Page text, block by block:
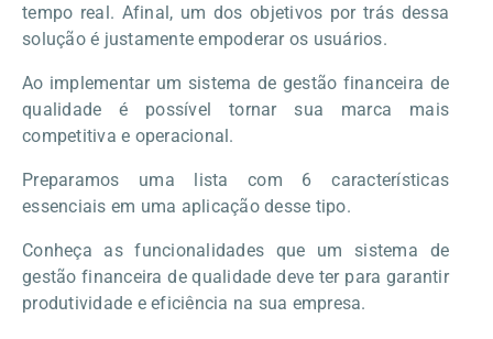
tempo real. Afinal, um dos objetivos por trás dessa
solução é justamente empoderar os usuários.
Ao implementar um sistema de gestão financeira de
qualidade é possível tornar sua marca mais
competitiva e operacional.
Preparamos uma lista com 6 características
essenciais em uma aplicação desse tipo.
Conheça as funcionalidades que um sistema de
gestão financeira de qualidade deve ter para garantir
produtividade e eficiência na sua empresa.